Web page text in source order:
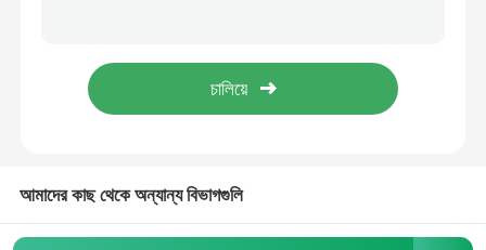
স্ক্যাফোোল্ডিং জ্যাক বেস
০.৬৭ কেজি অ্যান্টি-স্লাইডিং Q235 স্টিল প্রেসড সুইভেল কাপলার
EN74 জয়েন্ট ক্ল্যাম্প 0.98kg স্কাফোল্ডিং স্লিভ ক্যাপলার
আমাদের কাছ থেকে অন্যান্য বিভাগগুলি